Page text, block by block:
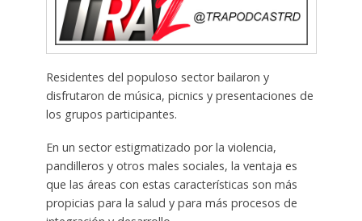
Residentes del populoso sector bailaron y
disfrutaron de música, picnics y presentaciones de
los grupos participantes.
En un sector estigmatizado por la violencia,
pandilleros y otros males sociales, la ventaja es
que las áreas con estas características son más
propicias para la salud y para más procesos de